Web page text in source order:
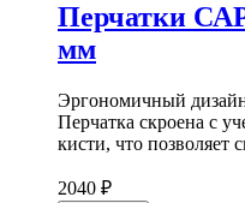
Перчатки
мм
Эргономичный
Перчатка скроена с
кисти, что позволяет
2040 ₽